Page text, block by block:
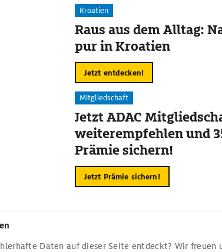
Kroatien
Raus aus dem Alltag:
pur in Kroatien
Jetzt entdecken!
Mitgliedschaft
Jetzt ADAC
weiterempfehlen und
Prämie sichern!
Jetzt Prämie sichern!
Daten auf dieser Seite entdeckt? Wir freuen